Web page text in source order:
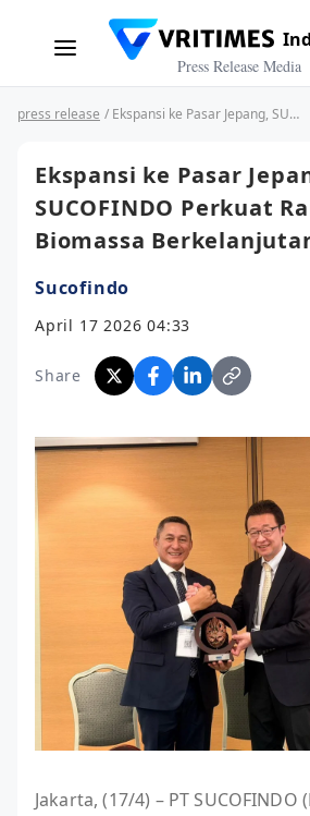
Press Release Media
press release / Ekspansi ke Pasar Jepang, SUCOFINDO Perkuat Rantai Pasok Biomassa Berkelanjutan
Ekspansi ke Pasar
SUCOFINDO Perkuat
Biomassa
Sucofindo
April 17 2026 04:33
Share
Jakarta, (17/4) – PT SUCOFINDO